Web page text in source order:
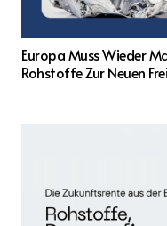
Europa Muss Wieder
Rohstoffe Zur Neuen